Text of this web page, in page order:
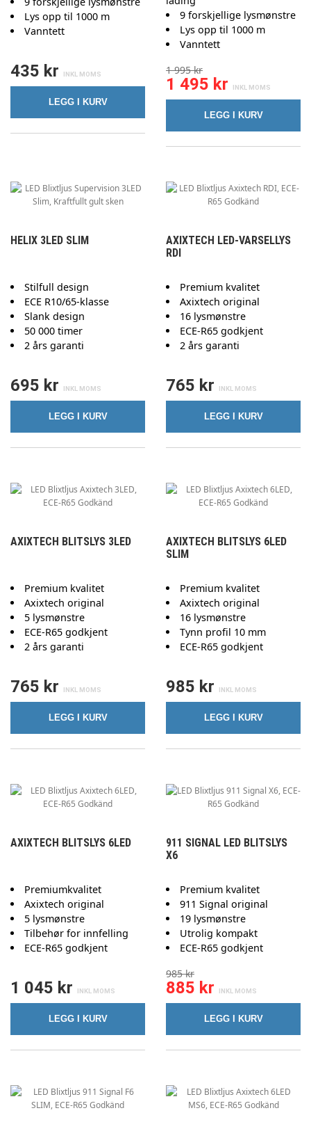
Lys opp til 1000 m
Vanntett
435 kr
LEGG I KURV
9 forskjellige lysmønstre
Lys opp til 1000 m
Vanntett
1 995 kr
1 495 kr
LEGG I KURV
HELIX 3LED SLIM
Stilfull design
ECE R10/65-klasse
Slank design
50 000 timer
2 års garanti
695 kr
LEGG I KURV
AXIXTECH LED-VARSELLYS
RDI
Premium kvalitet
Axixtech original
16 lysmønstre
ECE-R65 godkjent
2 års garanti
765 kr
LEGG I KURV
AXIXTECH BLITSLYS 3LED
Premium kvalitet
Axixtech original
5 lysmønstre
ECE-R65 godkjent
2 års garanti
765 kr
LEGG I KURV
AXIXTECH BLITSLYS 6LED
SLIM
Premium kvalitet
Axixtech original
16 lysmønstre
Tynn profil 10 mm
ECE-R65 godkjent
985 kr
LEGG I KURV
AXIXTECH BLITSLYS 6LED
Premiumkvalitet
Axixtech original
5 lysmønstre
Tilbehør for innfelling
ECE-R65 godkjent
1 045 kr
LEGG I KURV
911 SIGNAL LED BLITSLYS
X6
Premium kvalitet
911 Signal original
19 lysmønstre
Utrolig kompakt
ECE-R65 godkjent
985 kr
885 kr
LEGG I KURV